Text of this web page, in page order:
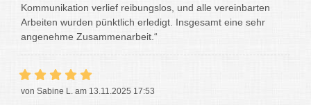
Kommunikation verlief reibungslos, und alle vereinbarten
Arbeiten wurden pünktlich erledigt. Insgesamt eine sehr
angenehme Zusammenarbeit.“
von Sabine L. am 13.11.2025 17:53